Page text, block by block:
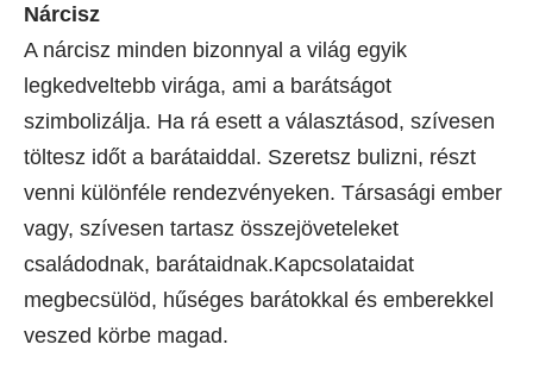
Nárcisz
A nárcisz minden bizonnyal a világ egyik
legkedveltebb virága, ami a barátságot
szimbolizálja. Ha rá esett a választásod, szívesen
töltesz időt a barátaiddal. Szeretsz bulizni, részt
venni különféle rendezvényeken. Társasági ember
vagy, szívesen tartasz összejöveteleket
családodnak, barátaidnak.Kapcsolataidat
megbecsülöd, hűséges barátokkal és emberekkel
veszed körbe magad.